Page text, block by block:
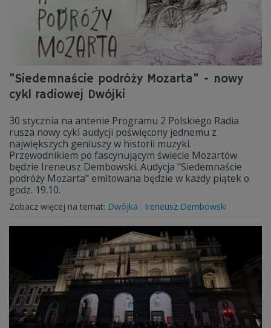
"Siedemnaście podróży Mozarta" - nowy
cykl radiowej Dwójki
30 stycznia na antenie Programu 2 Polskiego Radia
rusza nowy cykl audycji poświęcony jednemu z
największych geniuszy w historii muzyki.
Przewodnikiem po fascynującym świecie Mozartów
będzie Ireneusz Dembowski. Audycja "Siedemnaście
podróży Mozarta" emitowana będzie w każdy piątek o
godz. 19.10.
Zobacz więcej na temat: Dwójka Ireneusz Dembowski